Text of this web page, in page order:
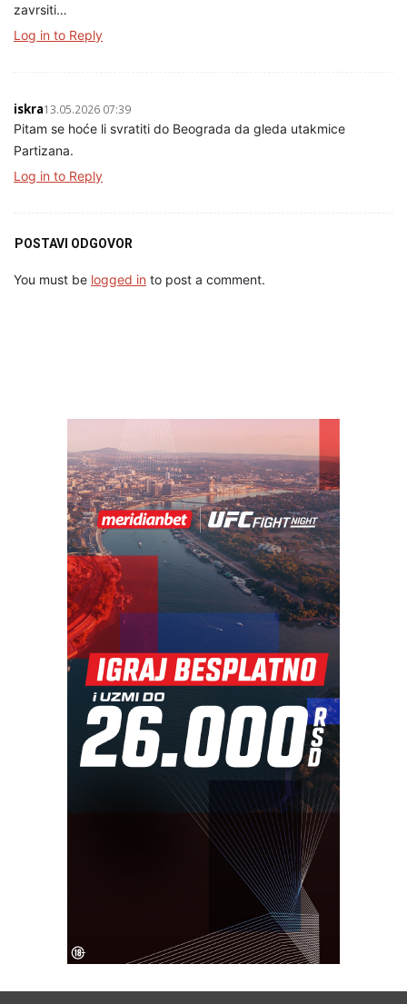
zavrsiti…
Log in to Reply
iskra13.05.2026 07:39
Pitam se hoće li svratiti do Beograda da gleda utakmice
Partizana.
Log in to Reply
POSTAVI ODGOVOR
You must be logged in to post a comment.